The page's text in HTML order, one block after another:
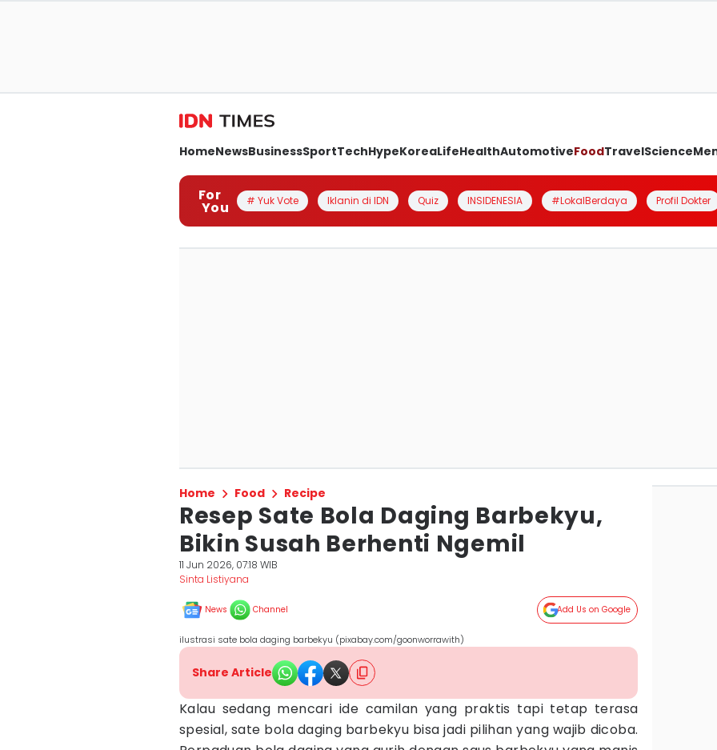
HomeNewsBusinessSportTechHypeKoreaLifeHealthAutomotiveFoodTravelScience
For
You # Yuk Vote Iklanin di IDN Quiz INSIDENESIA #LokalBerdaya Profil Dokter
Home Food Recipe
Resep Sate Bola Daging Barbekyu,
Bikin Susah Berhenti Ngemil
11 Jun 2026, 07:18 WIB
Sinta Listiyana
News Channel Add Us on Google
ilustrasi sate bola daging barbekyu (pixabay.com/goonworrawith)
Share Article
Kalau sedang mencari ide camilan yang praktis tapi tetap terasa
spesial, sate bola daging barbekyu bisa jadi pilihan yang wajib dicoba.